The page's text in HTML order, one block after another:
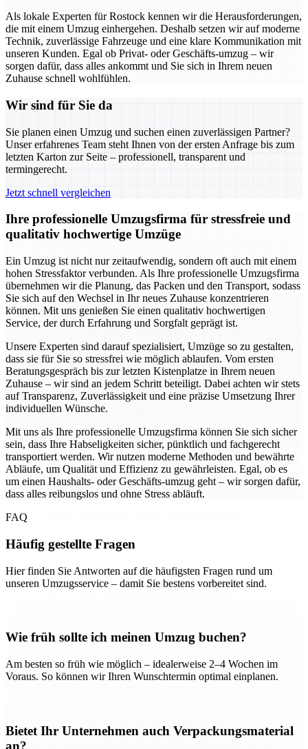
Als lokale Experten für Rostock kennen wir die Herausforderungen,
die mit einem Umzug einhergehen. Deshalb setzen wir auf moderne
Technik, zuverlässige Fahrzeuge und eine klare Kommunikation mit
unseren Kunden. Egal ob Privat- oder Geschäfts-umzug – wir
sorgen dafür, dass alles ankommt und Sie sich in Ihrem neuen
Zuhause schnell wohlfühlen.
Wir sind für Sie da
Sie planen einen Umzug und suchen einen zuverlässigen Partner?
Unser erfahrenes Team steht Ihnen von der ersten Anfrage bis zum
letzten Karton zur Seite – professionell, transparent und
termingerecht.
Jetzt schnell vergleichen
Ihre professionelle Umzugsfirma für stressfreie und
qualitativ hochwertige Umzüge
Ein Umzug ist nicht nur zeitaufwendig, sondern oft auch mit einem
hohen Stressfaktor verbunden. Als Ihre professionelle Umzugsfirma
übernehmen wir die Planung, das Packen und den Transport, sodass
Sie sich auf den Wechsel in Ihr neues Zuhause konzentrieren
können. Mit uns genießen Sie einen qualitativ hochwertigen
Service, der durch Erfahrung und Sorgfalt geprägt ist.
Unsere Experten sind darauf spezialisiert, Umzüge so zu gestalten,
dass sie für Sie so stressfrei wie möglich ablaufen. Vom ersten
Beratungsgespräch bis zur letzten Kistenplatze in Ihrem neuen
Zuhause – wir sind an jedem Schritt beteiligt. Dabei achten wir stets
auf Transparenz, Zuverlässigkeit und eine präzise Umsetzung Ihrer
individuellen Wünsche.
Mit uns als Ihre professionelle Umzugsfirma können Sie sich sicher
sein, dass Ihre Habseligkeiten sicher, pünktlich und fachgerecht
transportiert werden. Wir nutzen moderne Methoden und bewährte
Abläufe, um Qualität und Effizienz zu gewährleisten. Egal, ob es
um einen Haushalts- oder Geschäfts-umzug geht – wir sorgen dafür,
dass alles reibungslos und ohne Stress abläuft.
FAQ
Häufig gestellte Fragen
Hier finden Sie Antworten auf die häufigsten Fragen rund um
unseren Umzugsservice – damit Sie bestens vorbereitet sind.
Wie früh sollte ich meinen Umzug buchen?
Am besten so früh wie möglich – idealerweise 2–4 Wochen im
Voraus. So können wir Ihren Wunschtermin optimal einplanen.
Bietet Ihr Unternehmen auch Verpackungsmaterial
an?